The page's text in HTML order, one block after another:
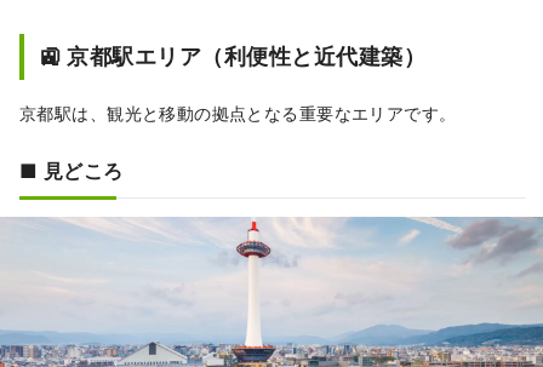
🚉 京都駅エリア（利便性と近代建築）
京都駅は、観光と移動の拠点となる重要なエリアです。
■ 見どころ